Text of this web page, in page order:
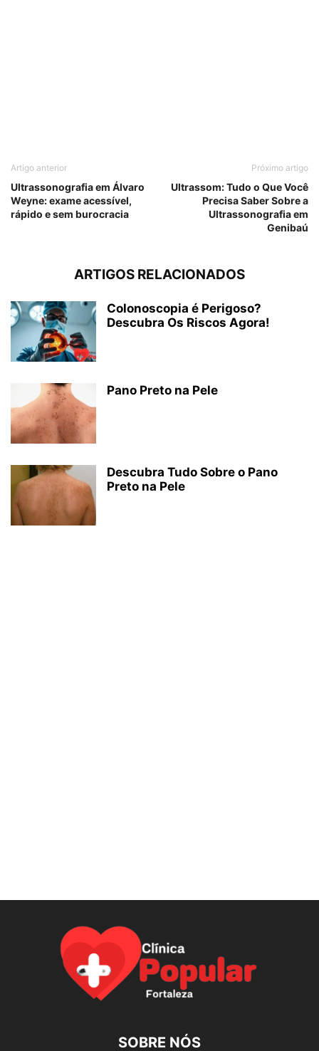
Artigo anterior
Ultrassonografia em Álvaro
Weyne: exame acessível,
rápido e sem burocracia
Próximo artigo
Ultrassom: Tudo o Que Você
Precisa Saber Sobre a
Ultrassonografia em
Genibaú
ARTIGOS RELACIONADOS
Colonoscopia é Perigoso?
Descubra Os Riscos Agora!
Pano Preto na Pele
Descubra Tudo Sobre o Pano
Preto na Pele
SOBRE NÓS